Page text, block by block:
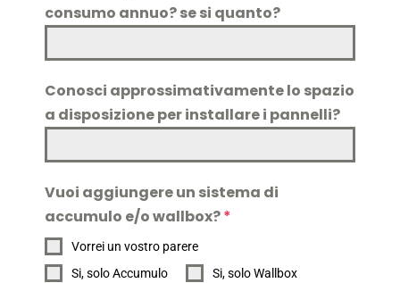
consumo annuo? se si quanto?
Conosci approssimativamente lo spazio
a disposizione per installare i pannelli?
Vuoi aggiungere un sistema di
accumulo e/o wallbox?*
Vorrei un vostro parere
Si, solo Accumulo
Si, solo Wallbox